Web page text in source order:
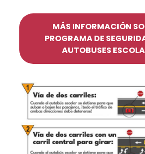
MÁS INFORMACIÓN
PROGRAMA DE
AUTOBUSES